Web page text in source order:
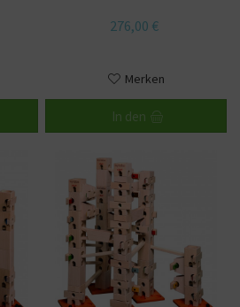
276,00 €
Merken
In den